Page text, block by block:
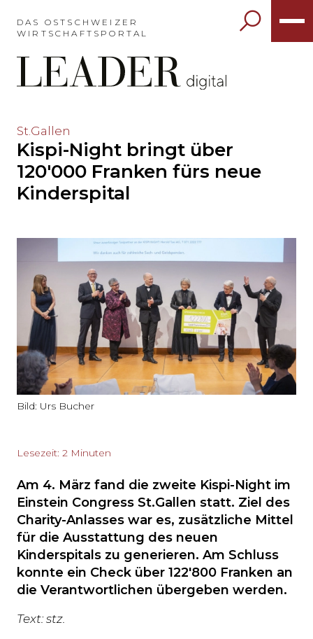
das
Hauptmenü
auslassen
und
Inhalt
springen?
DAS OSTSCHWEIZER
WIRTSCHAFTSPORTAL
Möchten
den
Hauptinhalt
auslassen
zum
Seitenende
springen?
St.Gallen
Kispi-Night bringt über
120'000 Franken fürs neue
Kinderspital
Bild: Urs Bucher
Lesezeit: 2 Minuten
Am 4. März fand die zweite Kispi-Night im
Einstein Congress St.Gallen statt. Ziel des
Charity-Anlasses war es, zusätzliche Mittel
für die Ausstattung des neuen
Kinderspitals zu generieren. Am Schluss
konnte ein Check über 122'800 Franken an
die Verantwortlichen übergeben werden.
Text: stz.